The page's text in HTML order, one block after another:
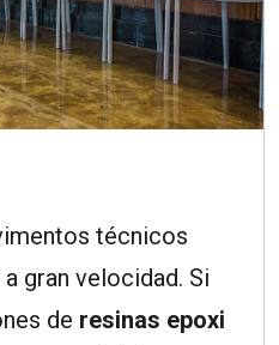
técnicos
gran velocidad. Si
de resinas epoxi